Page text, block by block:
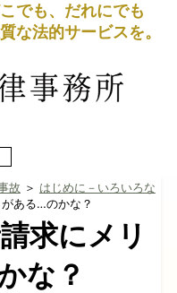
でも、だれにでも
質な法的サービスを。
故 ＞ はじめに－いろいろな
ある…のかな？
求にメリ
な？